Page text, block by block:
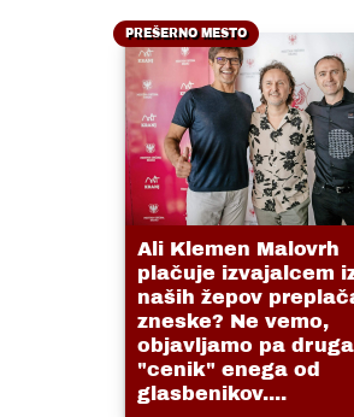
PREŠERNO MESTO
Ali Klemen Malovrh
plačuje izvajalcem
naših žepov
zneske? Ne vemo,
objavljamo pa
"cenik" enega od
glasbenikov....